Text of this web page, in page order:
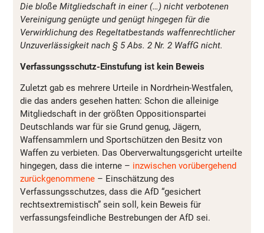
Die bloße Mitgliedschaft in einer (…) nicht verbotenen
Vereinigung genügte und genügt hingegen für die
Verwirklichung des Regeltatbestands waffenrechtlicher
Unzuverlässigkeit nach § 5 Abs. 2 Nr. 2 WaffG nicht.
Verfassungsschutz-Einstufung ist kein Beweis
Zuletzt gab es mehrere Urteile in Nordrhein-Westfalen,
die das anders gesehen hatten: Schon die alleinige
Mitgliedschaft in der größten Oppositionspartei
Deutschlands war für sie Grund genug, Jägern,
Waffensammlern und Sportschützen den Besitz von
Waffen zu verbieten. Das Oberverwaltungsgericht urteilte
hingegen, dass die interne – inzwischen vorübergehend
zurückgenommene – Einschätzung des
Verfassungsschutzes, dass die AfD “gesichert
rechtsextremistisch” sein soll, kein Beweis für
verfassungsfeindliche Bestrebungen der AfD sei.